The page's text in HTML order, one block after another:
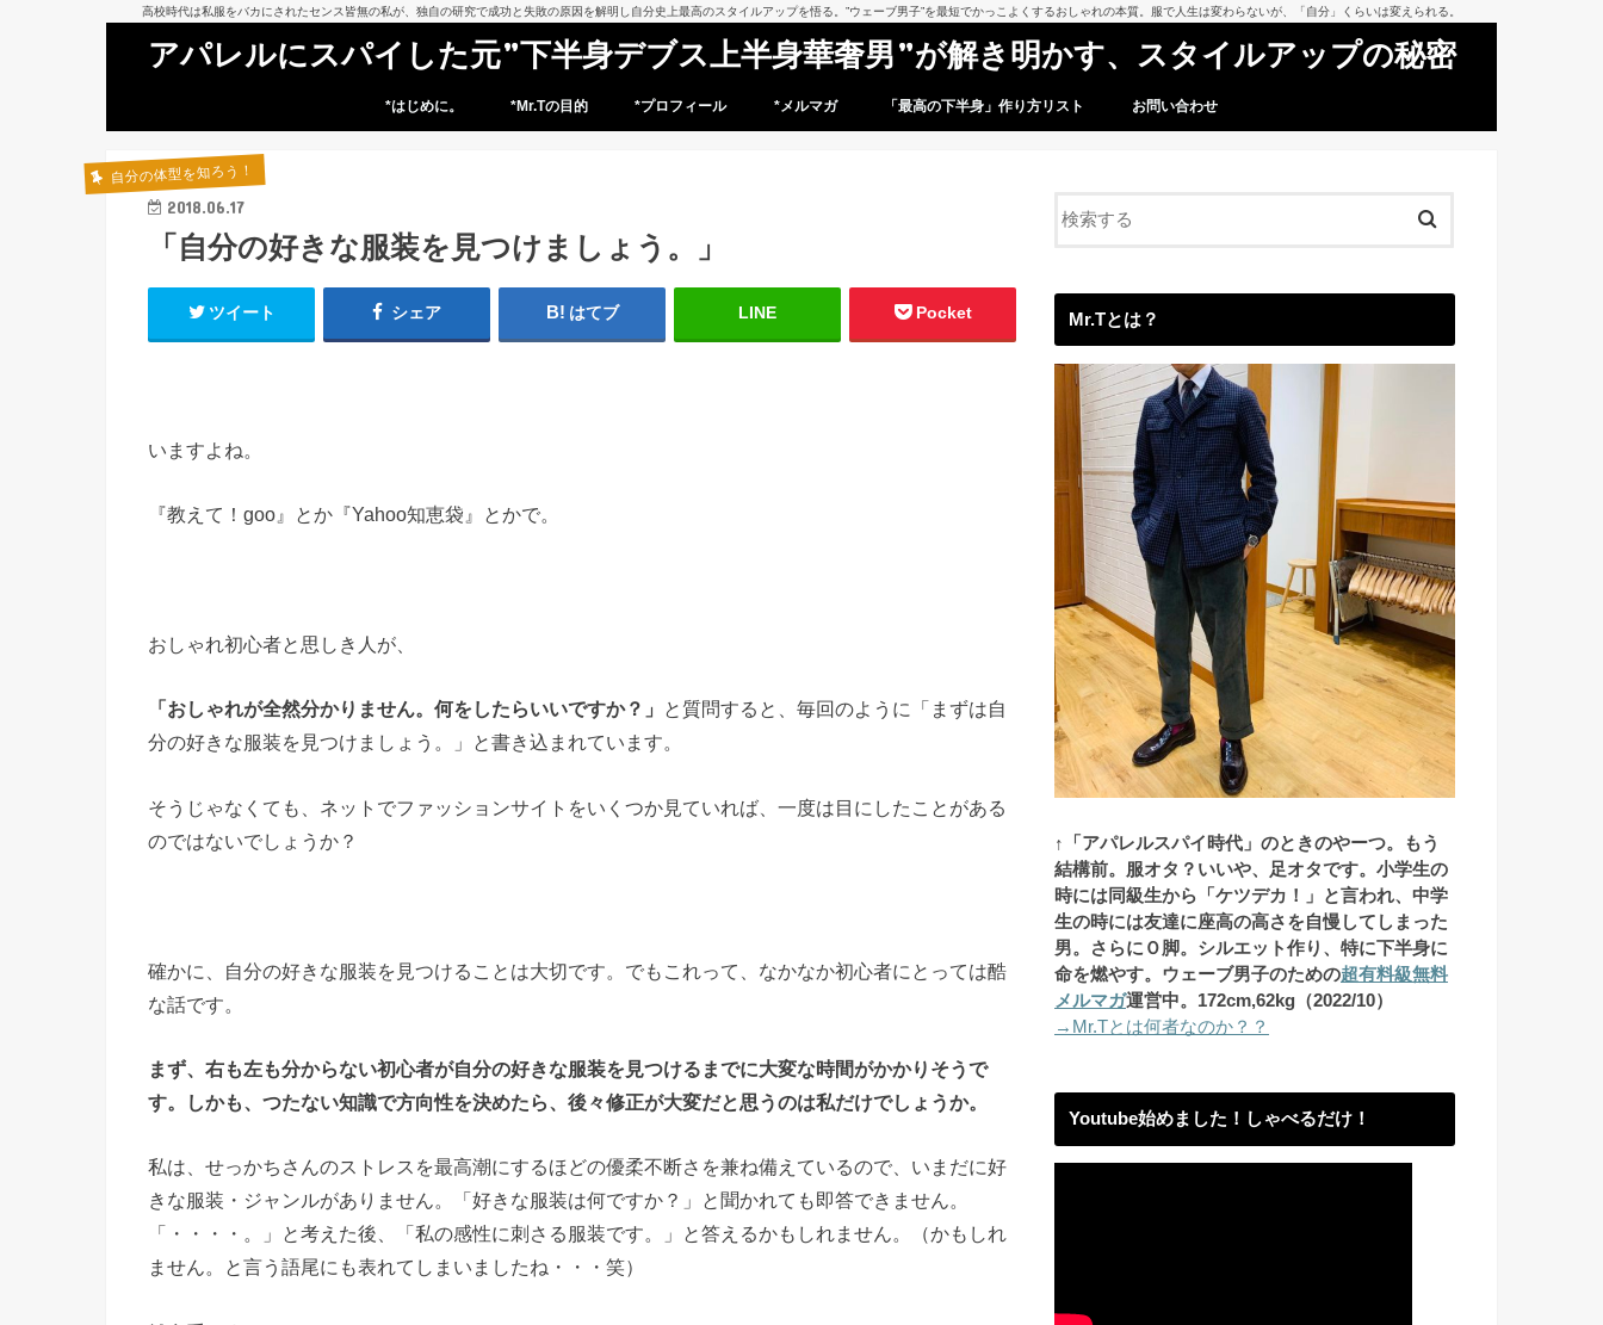
高校時代は私服をバカにされたセンス皆無の私が、独自の研究で成功と失敗の原因を解明し自分史上最高のスタイルアップを悟る。”ウェーブ男子”を最短でかっこよくするおしゃれの本質。服で人生は変わらないが、「自分」くらいは変えられる。
アパレルにスパイした元”下半身デブス上半身華奢男”が解き明かす、スタイルアップの秘密
*はじめに。 *Mr.Tの目的 *プロフィール *メルマガ 「最高の下半身」作り方リスト お問い合わせ
自分の体型を知ろう！
2018.06.17
「自分の好きな服装を見つけましょう。」
ツイート シェア はてブ LINE Pocket
いますよね。
『教えて！goo』とか『Yahoo知恵袋』とかで。
おしゃれ初心者と思しき人が、
「おしゃれが全然分かりません。何をしたらいいですか？」
と質問すると、毎回のように「まずは自
分の好きな服装を見つけましょう。」と書き込まれています。
そうじゃなくても、ネットでファッションサイトをいくつか見ていれば、一度は目にしたことがある
のではないでしょうか？
確かに、自分の好きな服装を見つけることは大切です。でもこれって、なかなか初心者にとっては酷
な話です。
まず、右も左も分からない初心者が自分の好きな服装を見つけるまでに大変な時間がかかりそうで
す。しかも、つたない知識で方向性を決めたら、後々修正が大変だと思うのは私だけでしょうか。
私は、せっかちさんのストレスを最高潮にするほどの優柔不断さを兼ね備えているので、いまだに好
きな服装・ジャンルがありません。「好きな服装は何ですか？」と聞かれても即答できません。
「・・・・。」と考えた後、「私の感性に刺さる服装です。」と答えるかもしれません。（かもしれ
ません。と言う語尾にも表れてしまいましたね・・・笑）
Mr.Tとは？
↑「アパレルスパイ時代」のときのやーつ。もう
結構前。服オタ？いいや、
足オタです。小学生の
時には同級生から「ケツデカ！」と言われ、中学
生の時には友達に座高の高さを自慢してしまった
男。さらにＯ脚。シルエット作り、特に下半身に
命を燃やす。ウェーブ男子のための超有料級無料
メルマガ運営中。172cm,62kg（2022/10）
→Mr.Tとは何者なのか？？
Youtube始めました！しゃべるだけ！